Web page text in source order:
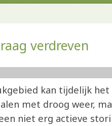
verdreven
kan tijdelijk
met droog weer,
niet erg actieve